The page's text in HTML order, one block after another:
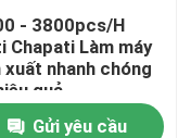
- 3800pcs/H
Chapati Làm máy
xuất nhanh chóng
quả
Gửi yêu cầu